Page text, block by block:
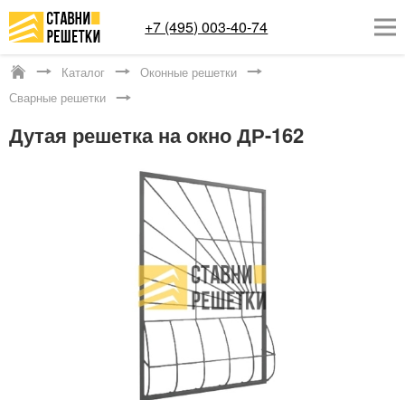
+7 (495) 003-40-74
СТАВНИ НА ОКНА
Заказать обратный звонок
Каталог
Оконные решетки
Сварные решетки
Дутая решетка на окно ДР-162